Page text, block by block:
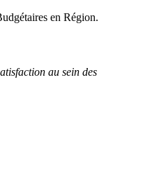
en Région.
au sein des